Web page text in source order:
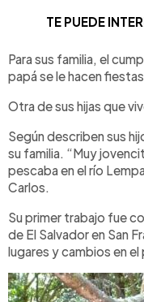
TE PUEDE
Para sus familia, el
papá se le hacen
Otra de sus hijas que
Según describen sus
su familia. “Muy
pescaba en el río
Carlos.
Su primer trabajo fue
de El Salvador en San
lugares y cambios en el